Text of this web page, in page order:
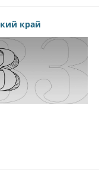
край